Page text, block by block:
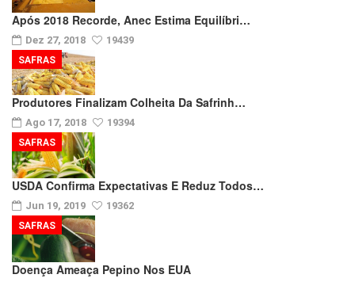
Após 2018 Recorde, Anec Estima Equilíbri…
Dez 27, 2018 19439
Produtores Finalizam Colheita Da Safrinh…
Ago 17, 2018 19394
SAFRAS
USDA Confirma Expectativas E Reduz Todos…
Jun 19, 2019 19362
SAFRAS
Doença Ameaça Pepino Nos EUA
SAFRAS